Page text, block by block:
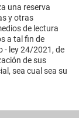
una reserva
y otras
de lectura
a tal fin de
- ley 24/2021, de
de sus
sea cual sea su